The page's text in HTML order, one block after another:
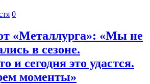
0
«Металлурга»: «Мы не
в сезоне.
и сегодня это удастся.
моменты»